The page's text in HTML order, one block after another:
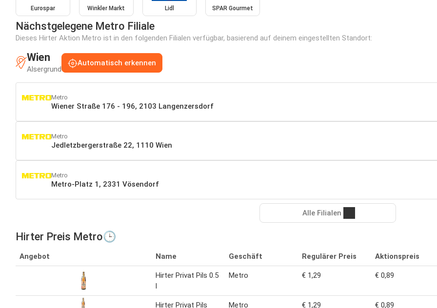
Eurospar Winkler Markt Lidl SPAR Gourmet
Nächstgelegene Metro Filiale
Dieses Hirter Aktion Metro ist in den folgenden Filialen verfügbar, basierend auf deinem eingestellten Standort:
Wien
Alsergrund
Automatisch erkennen
Metro
Wiener Straße 176 - 196, 2103 Langenzersdorf
Metro
Jedletzbergerstraße 22, 1110 Wien
Metro
Metro-Platz 1, 2331 Vösendorf
Alle Filialen
Hirter Preis Metro🕒
Angebot Name Geschäft Regulärer Preis Aktionspreis
Hirter Privat Pils 0.5
l
Metro € 1,29 € 0,89
Hirter Privat Pils Metro € 1,29 € 0,89